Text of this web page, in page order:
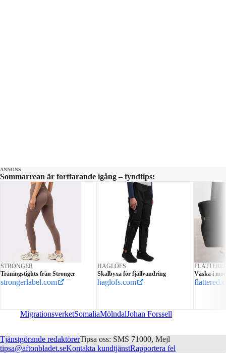
ANNONS
Sommarrean är fortfarande igång – fyndtips:
STRONGER
Träningstights från Stronger
strongerlabel.com
HAGLÖFS
Skalbyxa för fjällvandring
haglofs.com
Väska i
MigrationsverketSomaliaMölndalJohan Forssell
Tjänstgörande redaktörerTipsa oss: SMS 71000, Mejl
tipsa@aftonbladet.seKontakta kundtjänstRapportera fel